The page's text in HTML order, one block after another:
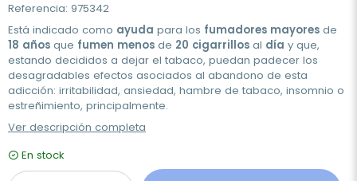
Referencia: 975342
Está indicado como ayuda para los fumadores mayores de
18 años que fumen menos de 20 cigarrillos al día y que,
estando decididos a dejar el tabaco, puedan padecer los
desagradables efectos asociados al abandono de esta
adicción: irritabilidad, ansiedad, hambre de tabaco, insomnio o
estreñimiento, principalmente.
Ver descripción completa
En stock